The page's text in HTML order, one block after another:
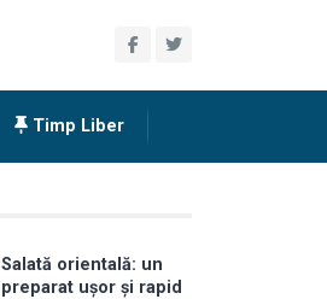
Timp Liber
Salată orientală: un
preparat ușor și rapid